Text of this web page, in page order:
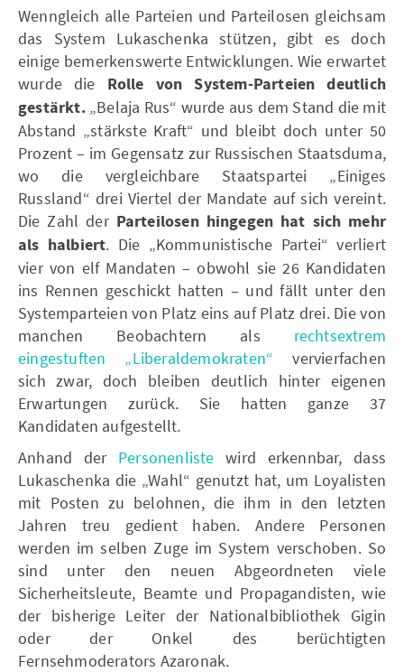
Wenngleich alle Parteien und Parteilosen gleichsam
das System Lukaschenka stützen, gibt es doch
einige bemerkenswerte Entwicklungen. Wie erwartet
wurde die Rolle von System-Parteien deutlich
gestärkt.„Belaja Rus“ wurde aus dem Stand die mit
Abstand „stärkste Kraft“ und bleibt doch unter 50
Prozent – im Gegensatz zur Russischen Staatsduma,
wo die vergleichbare Staatspartei „Einiges
Russland“ drei Viertel der Mandate auf sich vereint.
Die Zahl der Parteilosen hingegen hat sich mehr
als halbiert. Die „Kommunistische Partei“ verliert
vier von elf Mandaten – obwohl sie 26 Kandidaten
ins Rennen geschickt hatten – und fällt unter den
Systemparteien von Platz eins auf Platz drei. Die von
manchen Beobachtern als rechtsextrem
eingestuften „Liberaldemokraten“ vervierfachen
sich zwar, doch bleiben deutlich hinter eigenen
Erwartungen zurück. Sie hatten ganze 37
Kandidaten aufgestellt.
Anhand der Personenliste wird erkennbar, dass
Lukaschenka die „Wahl“ genutzt hat, um Loyalisten
mit Posten zu belohnen, die ihm in den letzten
Jahren treu gedient haben. Andere Personen
werden im selben Zuge im System verschoben. So
sind unter den neuen Abgeordneten viele
Sicherheitsleute, Beamte und Propagandisten, wie
der bisherige Leiter der Nationalbibliothek Gigin
oder der Onkel des berüchtigten
Fernsehmoderators Azaronak.